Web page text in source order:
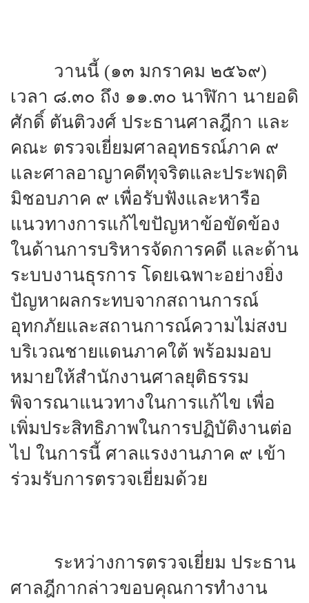
วานนี้ (๑๓ มกราคม ๒๕๖๙)
เวลา ๘.๓๐ ถึง ๑๑.๓๐ นาฬิกา นายอดิ
ศักดิ์ ตันติวงศ์ ประธานศาลฎีกา และ
คณะ ตรวจเยี่ยมศาลอุทธรณ์ภาค ๙
และศาลอาญาคดีทุจริตและประพฤติ
มิชอบภาค ๙ เพื่อรับฟังและหารือ
แนวทางการแก้ไขปัญหาข้อขัดข้อง
ในด้านการบริหารจัดการคดี และด้าน
ระบบงานธุรการ โดยเฉพาะอย่างยิ่ง
ปัญหาผลกระทบจากสถานการณ์
อุทกภัยและสถานการณ์ความไม่สงบ
บริเวณชายแดนภาคใต้ พร้อมมอบ
หมายให้สำนักงานศาลยุติธรรม
พิจารณาแนวทางในการแก้ไข เพื่อ
เพิ่มประสิทธิภาพในการปฏิบัติงานต่อ
ไป ในการนี้ ศาลแรงงานภาค ๙ เข้า
ร่วมรับการตรวจเยี่ยมด้วย
ระหว่างการตรวจเยี่ยม ประธาน
ศาลฎีกากล่าวขอบคุณการทำงาน